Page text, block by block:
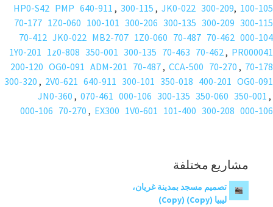
100-105
,
300-209
JK0-022
,
300-115
,
640-911
PMP
HP0-S42
300-115
300-209
300-135
300-206
100-101
1Z0-060
70-177
000-104
70-462
70-487
1Z0-060
MB2-707
JK0-022
70-412
PR000041
,
70-462
70-463
300-135
350-001
1z0-808
1Y0-201
70-178
,
70-270
CCA-500
,
70-487
ADM-201
OG0-091
200-120
OG0-091
400-201
350-018
300-101
640-911
2V0-621
,
300-320
,
350-001
350-060
300-135
000-106
070-461
,
JN0-360
000-106
300-208
101-400
1V0-601
EX300
,
70-270
000-106
مشاريع مختلفة
تصميم مسجد بمدينة غريان،
ليبيا (Copy) (Copy)